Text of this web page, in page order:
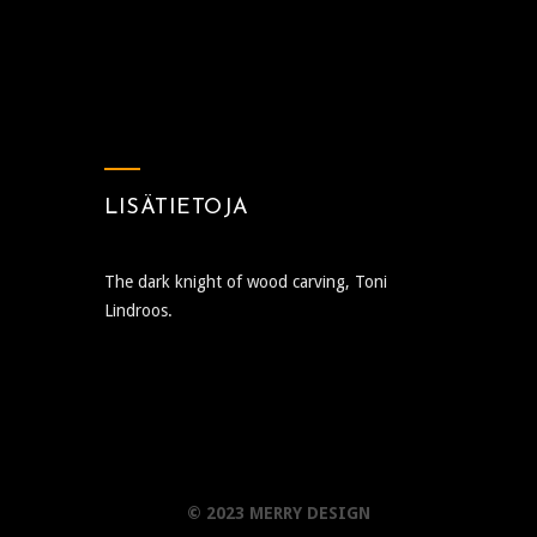
LISÄTIETOJA
The dark knight of wood carving, Toni
Lindroos.
© 2023 MERRY DESIGN